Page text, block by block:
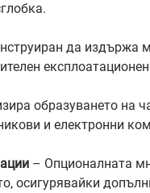
да издържа
образуването на
и електронни
– Опционалната
осигурявайки